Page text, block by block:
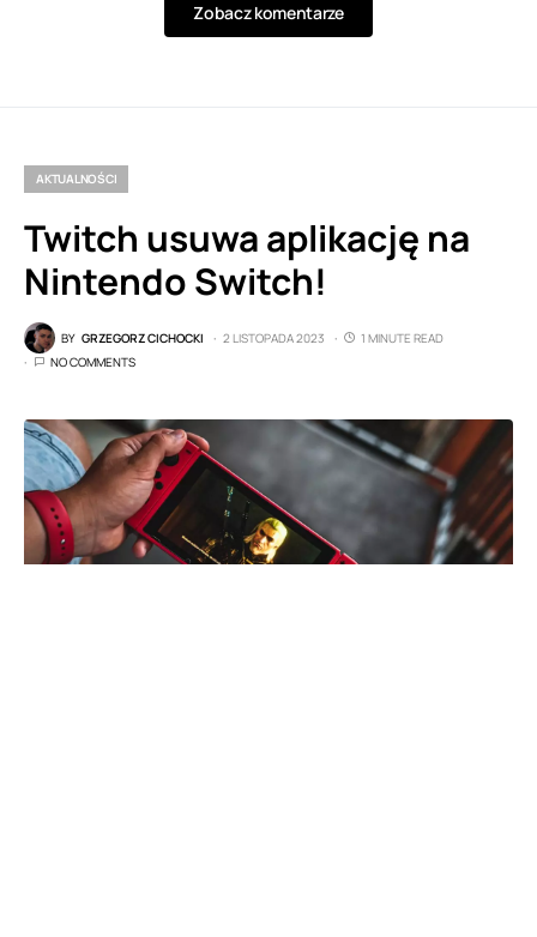
Zobacz komentarze
AKTUALNOŚCI
Twitch usuwa aplikację na
Nintendo Switch!
BY GRZEGORZ CICHOCKI 2 LISTOPADA 2023
1 MINUTE READ
NO COMMENTS